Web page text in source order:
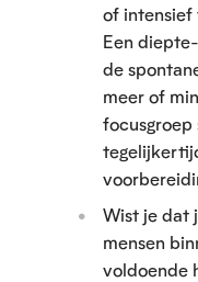
of intensief
Een
de
meer of
focusgroep
Wist je dat
mensen
voldoende